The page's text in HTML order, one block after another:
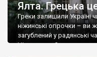
Ялта. Грецька
Греки залишили Україні
ніжинські огірочки – ви
загублений у радянські
Ніжин греки?